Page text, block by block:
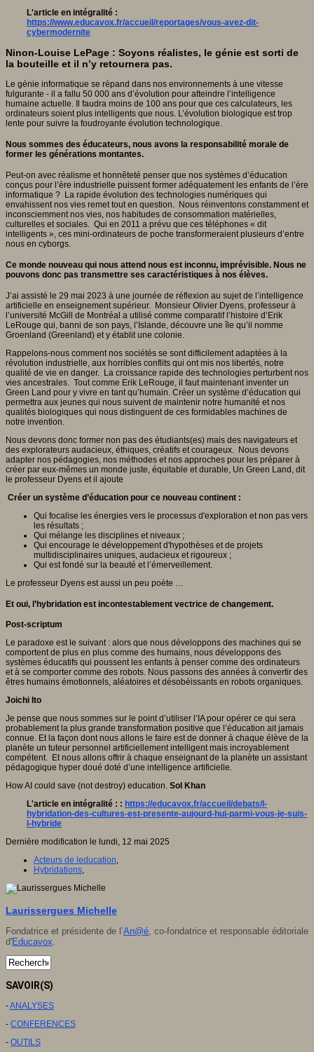
L'article en intégralité :
https://www.educavox.fr/accueil/reportages/vous-avez-dit-
cybermodernite
Ninon-Louise LePage : Soyons réalistes, le génie est sorti de
la bouteille et il n’y retournera pas.
Le génie informatique se répand dans nos environnements à une vitesse
fulgurante - il a fallu 50 000 ans d’évolution pour atteindre l’intelligence
humaine actuelle. Il faudra moins de 100 ans pour que ces calculateurs, les
ordinateurs soient plus intelligents que nous. L’évolution biologique est trop
lente pour suivre la foudroyante évolution technologique.
Nous sommes des éducateurs, nous avons la responsabilité morale de
former les générations montantes.
Peut-on avec réalisme et honnêteté penser que nos systèmes d’éducation
conçus pour l’ère industrielle puissent former adéquatement les enfants de l’ère
informatique ? La rapide évolution des technologies numériques qui
envahissent nos vies remet tout en question. Nous réinventons constamment et
inconsciemment nos vies, nos habitudes de consommation matérielles,
culturelles et sociales. Qui en 2011 a prévu que ces téléphones « dit
intelligents », ces mini-ordinateurs de poche transformeraient plusieurs d’entre
nous en cyborgs.
Ce monde nouveau qui nous attend nous est inconnu, imprévisible. Nous ne
pouvons donc pas transmettre ses caractéristiques à nos élèves.
J’ai assisté le 29 mai 2023 à une journée de réflexion au sujet de l’intelligence
artificielle en enseignement supérieur. Monsieur Olivier Dyens, professeur à
l’université McGill de Montréal a utilisé comme comparatif l’histoire d’Erik
LeRouge qui, banni de son pays, l’Islande, découvre une île qu’il nomme
Groenland (Greenland) et y établit une colonie.
Rappelons-nous comment nos sociétés se sont difficilement adaptées à la
révolution industrielle, aux horribles conflits qui ont mis nos libertés, notre
qualité de vie en danger. La croissance rapide des technologies perturbent nos
vies ancestrales. Tout comme Erik LeRouge, il faut maintenant inventer un
Green Land pour y vivre en tant qu’humain. Créer un système d’éducation qui
permettra aux jeunes qui nous suivent de maintenir notre humanité et nos
qualités biologiques qui nous distinguent de ces formidables machines de
notre invention.
Nous devons donc former non pas des étudiants(es) mais des navigateurs et
des explorateurs audacieux, éthiques, créatifs et courageux. Nous devons
adapter nos pédagogies, nos méthodes et nos approches pour les préparer à
créer par eux-mêmes un monde juste, équitable et durable, Un Green Land, dit
le professeur Dyens et il ajoute
Créer un système d’éducation pour ce nouveau continent :
Qui focalise les énergies vers le processus d'exploration et non pas vers
les résultats ;
Qui mélange les disciplines et niveaux ;
Qui encourage le développement d'hypothèses et de projets
multidisciplinaires uniques, audacieux et rigoureux ;
Qui est fondé sur la beauté et l’émerveillement.
Le professeur Dyens est aussi un peu poète …
Et oui, l’hybridation est incontestablement vectrice de changement.
Post-scriptum
Le paradoxe est le suivant : alors que nous développons des machines qui se
comportent de plus en plus comme des humains, nous développons des
systèmes éducatifs qui poussent les enfants à penser comme des ordinateurs
et à se comporter comme des robots. Nous passons des années à convertir des
êtres humains émotionnels, aléatoires et désobéissants en robots organiques.
Joichi Ito
Je pense que nous sommes sur le point d’utiliser l’IA pour opérer ce qui sera
probablement la plus grande transformation positive que l’éducation ait jamais
connue. Et la façon dont nous allons le faire est de donner à chaque élève de la
planète un tuteur personnel artificiellement intelligent mais incroyablement
compétent. Et nous allons offrir à chaque enseignant de la planète un assistant
pédagogique hyper doué doté d’une intelligence artificielle.
How AI could save (not destroy) education. Sol Khan
L'article en intégralité : : https://educavox.fr/accueil/debats/l-
hybridation-des-cultures-est-presente-aujourd-hui-parmi-vous-je-suis-
l-hybride
Dernière modification le lundi, 12 mai 2025
Acteurs de leducation,
Hybridations,
Laurissergues Michelle
Fondatrice et présidente de l’An@é , co-fondatrice et responsable éditoriale
d'Educavox
SAVOIR(S)
-ANALYSES
- CONFERENCES
- OUTILS